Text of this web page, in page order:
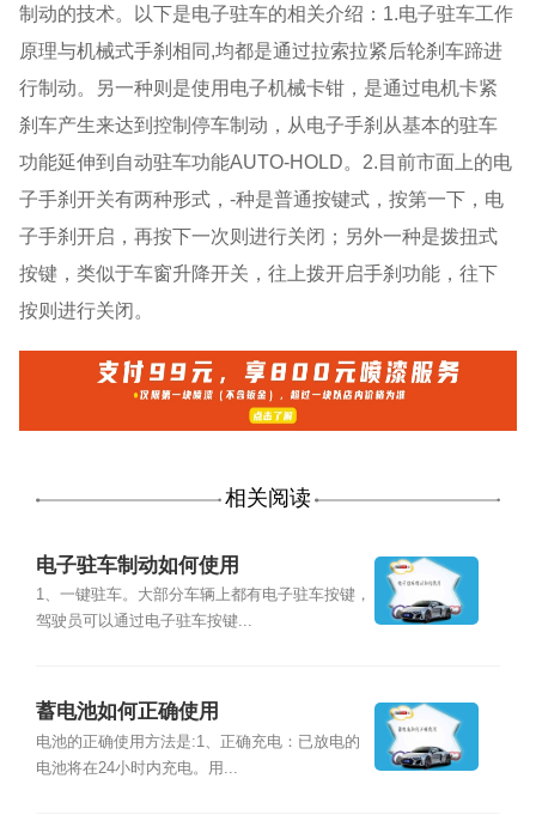
制动的技术。以下是电子驻车的相关介绍：1.电子驻车工作
原理与机械式手刹相同,均都是通过拉索拉紧后轮刹车蹄进
行制动。另一种则是使用电子机械卡钳，是通过电机卡紧
刹车产生来达到控制停车制动，从电子手刹从基本的驻车
功能延伸到自动驻车功能AUTO-HOLD。2.目前市面上的电
子手刹开关有两种形式，-种是普通按键式，按第一下，电
子手刹开启，再按下一次则进行关闭；另外一种是拨扭式
按键，类似于车窗升降开关，往上拨开启手刹功能，往下
按则进行关闭。
相关阅读
电子驻车制动如何使用
1、一键驻车。大部分车辆上都有电子驻车按键，
驾驶员可以通过电子驻车按键...
蓄电池如何正确使用
电池的正确使用方法是:1、正确充电：已放电的
电池将在24小时内充电。用...